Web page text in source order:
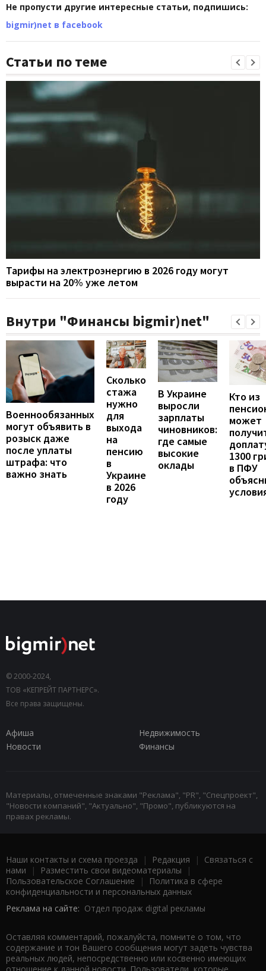
Не пропусти другие интересные статьи, подпишись:
bigmir)net в facebook
Статьи по теме
Тарифы на электроэнергию в 2026 году могут
вырасти на 20% уже летом
Внутри "Финансы bigmir)net"
Военнообязанных
могут объявить в
розыск даже
после уплаты
штрафа: что
важно знать
Сколько
стажа
нужно
для
выхода
на
пенсию
в
Украине
в 2026
году
В Украине
выросли
зарплаты
чиновников:
где самые
высокие
оклады
Кто из
может
1300
в ПФУ
© 2000-2024,
ТОВ «КЕПРЕЙТ ПАРТНЕРС».
Все права защищены.
Афиша
Недвижимость
Новости
Финансы
Материалы, отмеченные знаками "Реклама", "PR", "Спецпроект",
"Новости компаний", "Актуально", "Промо", публикуются на
правах рекламы.
Наши контакты и схема проезда | Редакция | Связаться с
нами | Разместить свои видеоматериалы |
Пользовательское Соглашение |
Политика в сфере
конфиденциальности и персональных данных
Реклама на сайте: Отдел продаж digital рекламы
Оставляя комментарий, пожалуйста, помните о том, что
содержание и тон Вашего сообщения могут задеть чувства
реальных людей, непосредственно или косвенно имеющих